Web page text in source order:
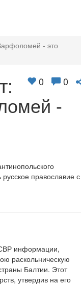
- это
0 0
-
православие с
информации,
раскольническую
Балтии. Этот
утвердив на его